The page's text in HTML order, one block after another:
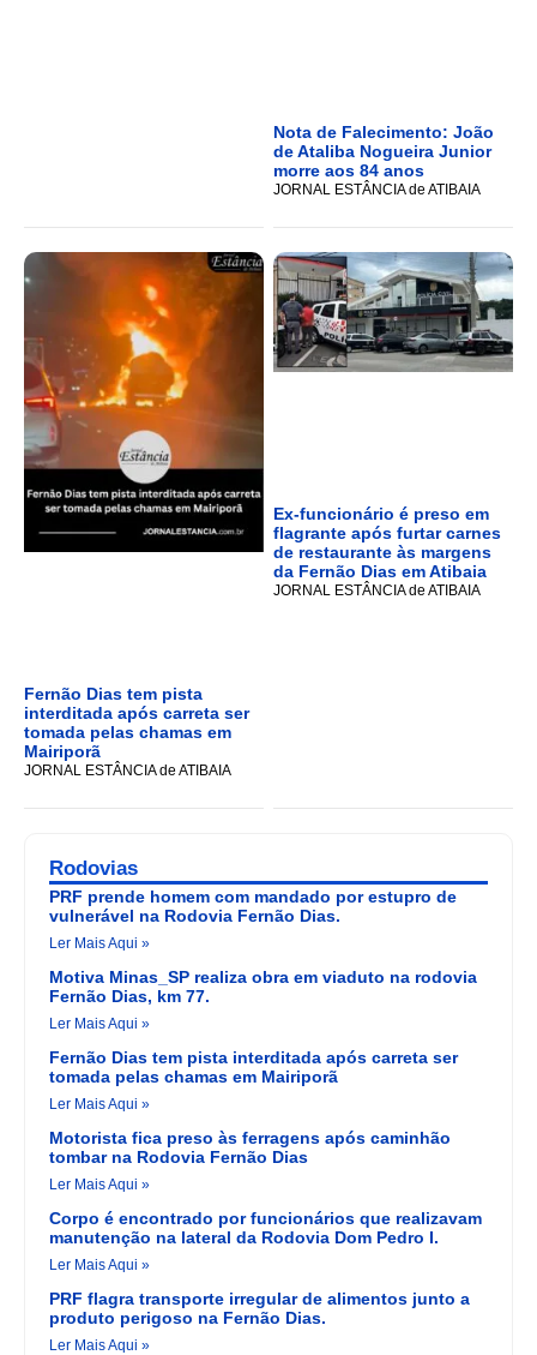
Nota de Falecimento: João
de Ataliba Nogueira Junior
morre aos 84 anos
JORNAL ESTÂNCIA de ATIBAIA
Fernão Dias tem pista
interditada após carreta ser
tomada pelas chamas em
Mairiporã
JORNAL ESTÂNCIA de ATIBAIA
Ex-funcionário é preso em
flagrante após furtar carnes
de restaurante às margens
da Fernão Dias em Atibaia
JORNAL ESTÂNCIA de ATIBAIA
Rodovias
PRF prende homem com mandado por estupro de
vulnerável na Rodovia Fernão Dias.
Ler Mais Aqui »
Motiva Minas_SP realiza obra em viaduto na rodovia
Fernão Dias, km 77.
Ler Mais Aqui »
Fernão Dias tem pista interditada após carreta ser
tomada pelas chamas em Mairiporã
Ler Mais Aqui »
Motorista fica preso às ferragens após caminhão
tombar na Rodovia Fernão Dias
Ler Mais Aqui »
Corpo é encontrado por funcionários que realizavam
manutenção na lateral da Rodovia Dom Pedro I.
Ler Mais Aqui »
PRF flagra transporte irregular de alimentos junto a
produto perigoso na Fernão Dias.
Ler Mais Aqui »